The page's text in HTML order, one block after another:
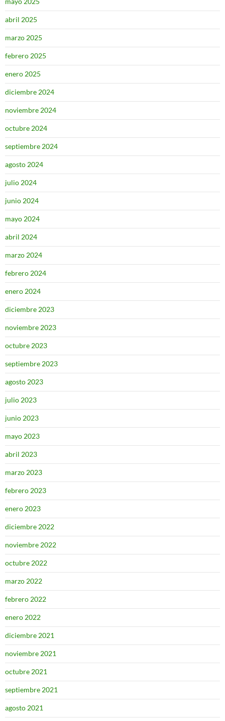
abril 2025
marzo 2025
febrero 2025
enero 2025
diciembre 2024
noviembre 2024
octubre 2024
septiembre 2024
agosto 2024
julio 2024
junio 2024
mayo 2024
abril 2024
marzo 2024
febrero 2024
enero 2024
diciembre 2023
noviembre 2023
octubre 2023
septiembre 2023
agosto 2023
julio 2023
junio 2023
mayo 2023
abril 2023
marzo 2023
febrero 2023
enero 2023
diciembre 2022
noviembre 2022
octubre 2022
marzo 2022
febrero 2022
enero 2022
diciembre 2021
noviembre 2021
octubre 2021
septiembre 2021
agosto 2021